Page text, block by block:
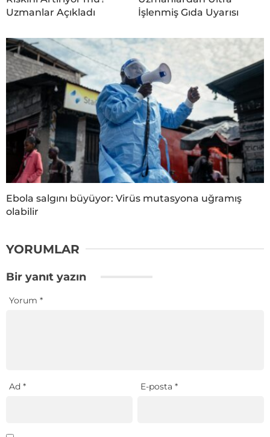
Uzmanlar Açıkladı
İşlenmiş Gıda Uyarısı
Ebola salgını büyüyor: Virüs mutasyona uğramış
olabilir
YORUMLAR
Bir yanıt yazın
Yorum *
Ad * E-posta*